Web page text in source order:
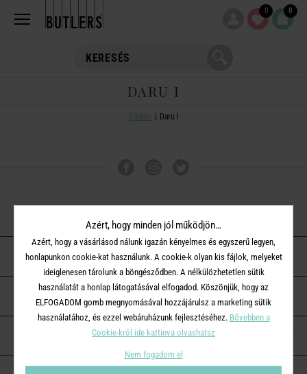
0 0
DARU I
Főoldal Daru I
ÜGYFÉLSZOLGÁLAT
A BUTLERS-RŐL
KAPCSOLAT
Azért, hogy minden jól működjön…
Azért, hogy a vásárlásod nálunk igazán kényelmes és egyszerű legyen,
honlapunkon cookie-kat használunk. A cookie-k olyan kis fájlok, melyeket
ideiglenesen tárolunk a böngésződben. A nélkülözhetetlen sütik
használatát a honlap látogatásával elfogadod. Köszönjük, hogy az
ELFOGADOM gomb megnyomásával hozzájárulsz a marketing sütik
használatához, és ezzel webáruházunk fejlesztéséhez. Bővebben a
Cookie-król ide kattinva olvashatsz
Nem fogadom el